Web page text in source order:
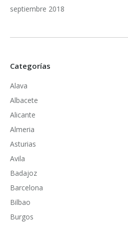
septiembre 2018
Categorías
Alava
Albacete
Alicante
Almeria
Asturias
Avila
Badajoz
Barcelona
Bilbao
Burgos